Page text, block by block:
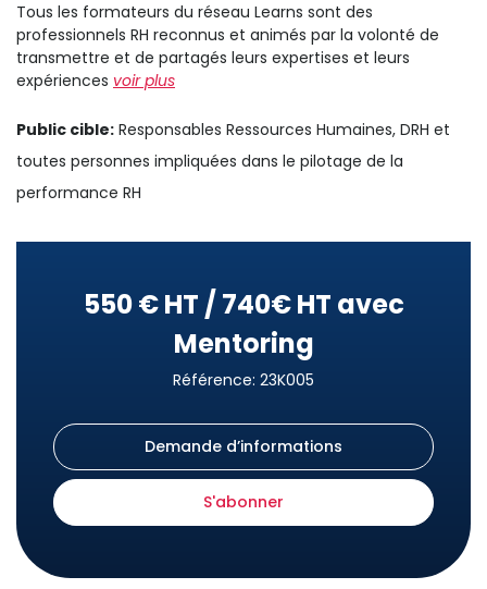
Tous les formateurs du réseau Learns sont des
professionnels RH reconnus et animés par la volonté de
transmettre et de partagés leurs expertises et leurs
expériences voir plus
Public cible: Responsables Ressources Humaines, DRH et
toutes personnes impliquées dans le pilotage de la
performance RH
550 € HT / 740€ HT avec
Mentoring
Référence: 23K005
Demande d’informations
S'abonner